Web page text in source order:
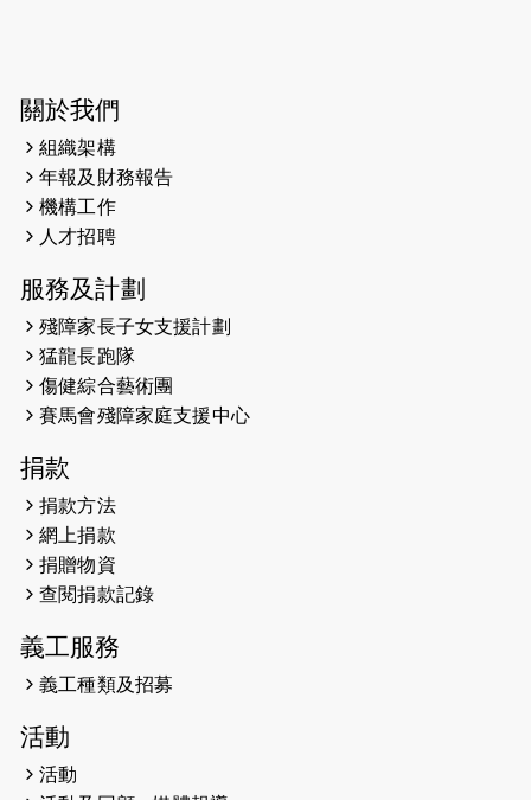
2024-01-01
2023-11-28
2023-09-30
共融理念 港聞 2023.09.30 金金
2023-06-28
2023-06-15
RTHK 香港電台-凝聚香港：第二百五
2023-06-07
2023-06-01
2023-05-29
2023-05-29
副隊長 梁翠珊】運動員用熱血同堅
關於我們
組織架構
年報及財務報告
機構工作
人才招聘
服務及計劃
殘障家長子女支援計劃
猛龍長跑隊
傷健綜合藝術團
賽馬會殘障家庭支援中心
捐款
捐款方法
網上捐款
捐贈物資
查閱捐款記錄
義工服務
義工種類及招募
活動
活動